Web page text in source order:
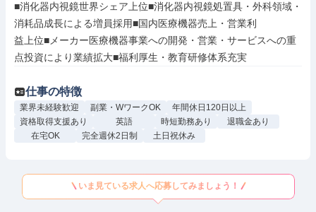
■消化器内視鏡世界シェア上位■消化器内視鏡処置具・外科領域・
消耗品成長による増員採用■国内医療機器売上・営業利
益上位■メーカー医療機器事業への開発・営業・サービスへの重
点投資により業績拡大■福利厚生・教育研修体系充実
仕事の特徴
業界未経験歓迎 副業・WワークOK
年間休日120日以上
資格取得支援あり
英語 時短勤務あり
退職金あり
在宅OK
完全週休2日制 土日祝休み
いま見ている求人へ応募してみましょう！